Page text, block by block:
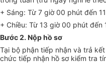
+ Sáng: Từ 7 giờ 00 phút đến
+ Chiều: Từ 13 giờ 00 phút đến
Bước 2. Nộp hồ sơ
Tại bộ phận tiếp nhận và trả
chức tiếp nhận hồ sơ kiểm tra